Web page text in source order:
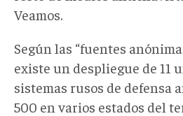
Veamos.
Según las “fuentes
existe un despliegue de 11
sistemas rusos de defensa
500 en varios estados del